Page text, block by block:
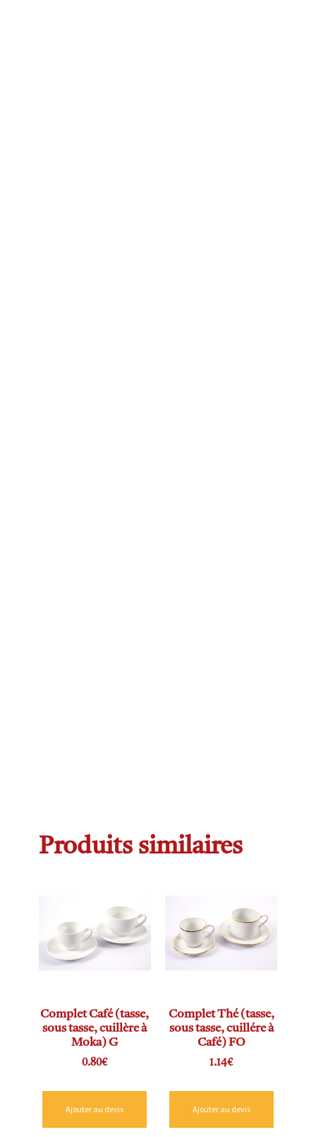
Produits similaires
Complet Café (tasse,
sous tasse, cuillère à
Moka) G
0.80€
Ajouter au devis
Complet Thé (tasse,
sous tasse, cuillére à
Café) FO
1.14€
Ajouter au devis